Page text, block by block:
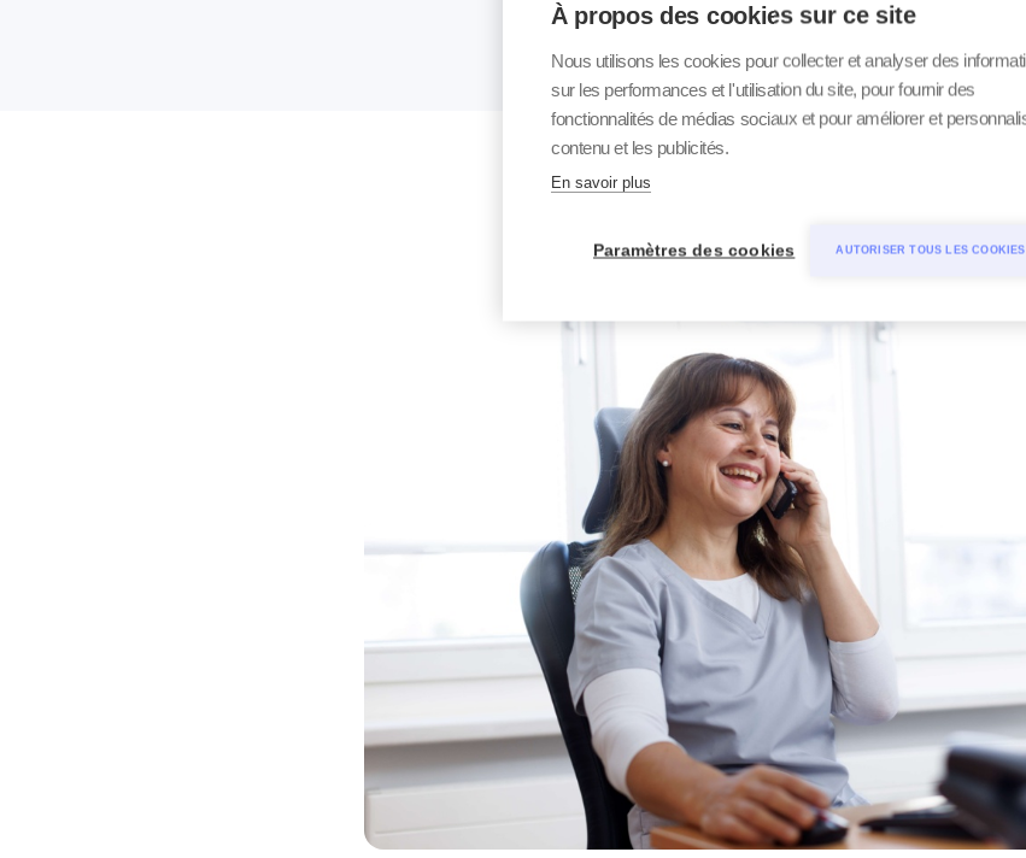
À propos des cookies sur ce site
Nous utilisons les cookies pour collecter et analyser des
sur les performances et l'utilisation du site, pour fournir des
fonctionnalités de médias sociaux et pour améliorer et
contenu et les publicités.
En savoir plus
Paramètres des cookies AUTORISER TOUS LES COOKIES